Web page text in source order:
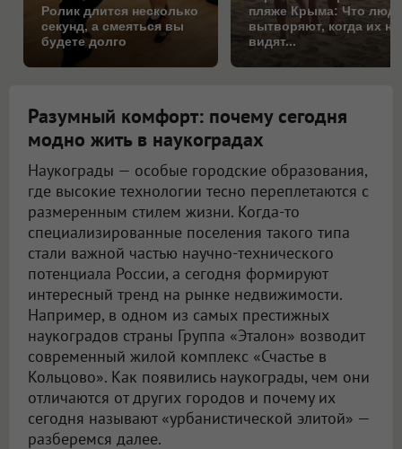
Ролик длится несколько
секунд, а смеяться вы
будете долго
пляже Крыма: Что
вытворяют, когда их не
видят...
Разумный комфорт: почему сегодня
модно жить в наукоградах
Наукограды — особые городские образования,
где высокие технологии тесно переплетаются с
размеренным стилем жизни. Когда-то
специализированные поселения такого типа
стали важной частью научно-технического
потенциала России, а сегодня формируют
интересный тренд на рынке недвижимости.
Например, в одном из самых престижных
наукоградов страны Группа «Эталон» возводит
современный жилой комплекс «Счастье в
Кольцово». Как появились наукограды, чем они
отличаются от других городов и почему их
сегодня называют «урбанистической элитой» —
разберемся далее.